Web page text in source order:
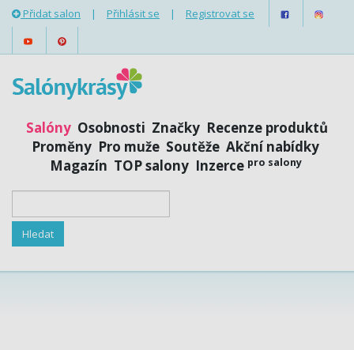
Přidat salon | Přihlásit se | Registrovat se
Salóny Osobnosti Značky Recenze produktů
Proměny Pro muže Soutěže Akční nabídky
Magazín TOP salony Inzerce pro salony